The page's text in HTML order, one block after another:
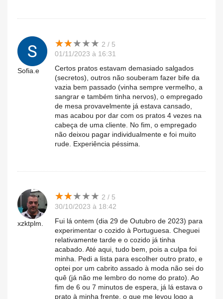
Sofia.e
★★★★★
★★★★★ 2 / 5
01/11/2023 à 16:31
Certos pratos estavam demasiado salgados
(secretos), outros não souberam fazer bife da
vazia bem passado (vinha sempre vermelho, a
sangrar e também tinha nervos), o empregado
de mesa provavelmente já estava cansado,
mas acabou por dar com os pratos 4 vezes na
cabeça de uma cliente. No fim, o empregado
não deixou pagar individualmente e foi muito
rude. Experiência péssima.
xzktplm.
★★★★★
★★★★★ 2 / 5
30/10/2023 à 18:42
Fui lá ontem (dia 29 de Outubro de 2023) para
experimentar o cozido à Portuguesa. Cheguei
relativamente tarde e o cozido já tinha
acabado. Até aqui, tudo bem, pois a culpa foi
minha. Pedi a lista para escolher outro prato, e
optei por um cabrito assado à moda não sei do
quê (já não me lembro do nome do prato). Ao
fim de 6 ou 7 minutos de espera, já lá estava o
prato à minha frente, o que me levou logo a